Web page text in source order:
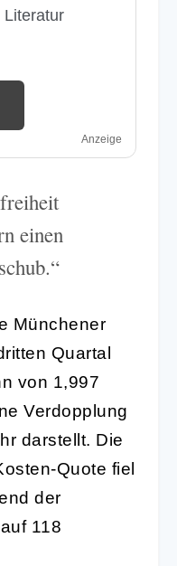
Literatur
Anzeige
einen
Münchener
Quartal
von 1,997
Verdopplung
darstellt. Die
Quote fiel
der
118